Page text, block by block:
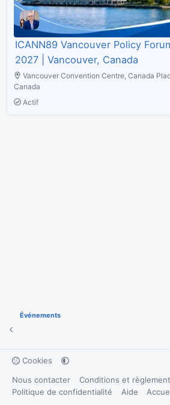
ICANN89 Vancouver Policy
2027 | Vancouver, Canada
Vancouver Convention Centre, Canada
Canada
Actif
Événements
Cookies
Nous contacter
Conditions et règlement
Politique de confidentialité
Aide